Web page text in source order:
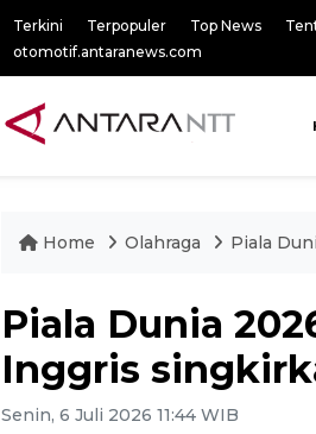
Terkini Terpopuler Top News
otomotif.antaranews.com
Home Olahraga Piala
Piala Dunia
Inggris
Senin, 6 Juli 2026 11:44 WIB